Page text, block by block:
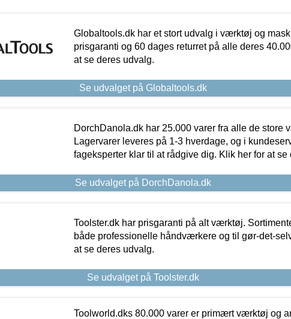
Globaltools.dk har et stort udvalg i værktøj og
prisgaranti og 60 dages returret på alle deres
at se deres udvalg.
Se udvalget på Globaltools.dk
DorchDanola.dk har 25.000 varer fra alle de store
Lagervarer leveres på 1-3 hverdage, og i
fageksperter klar til at rådgive dig. Klik her for at se
Se udvalget på DorchDanola.dk
Toolster.dk har prisgaranti på alt værktøj.
både professionelle håndværkere og til gør-det-
at se deres udvalg.
Se udvalget på Toolster.dk
Toolworld.dks 80.000 varer er primært værktøj og